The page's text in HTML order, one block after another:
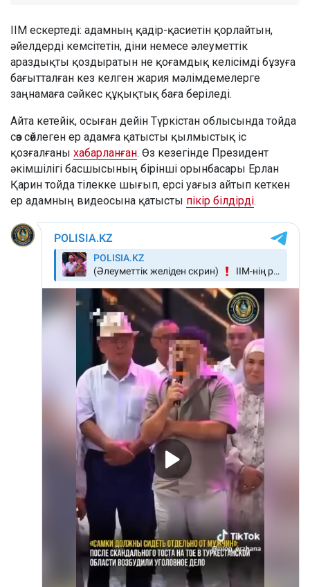
ІІМ ескертеді: адамның қадір-қасиетін қорлайтын,
әйелдерді кемсітетін, діни немесе әлеуметтік
араздықты қоздыратын не қоғамдық келісімді бұзуға
бағытталған кез келген жария мәлімдемелерге
заңнамаға сәйкес құқықтық баға беріледі.
Айта кетейік, осыған дейін Түркістан облысында тойда
сөз сөйлеген ер адамға қатысты қылмыстық іс
қозғалғаны хабарланған. Өз кезегінде Президент
әкімшілігі басшысының бірінші орынбасары Ерлан
Қарин тойда тілекке шығып, ерсі уағыз айтып кеткен
ер адамның видеосына қатысты пікір білдірді.